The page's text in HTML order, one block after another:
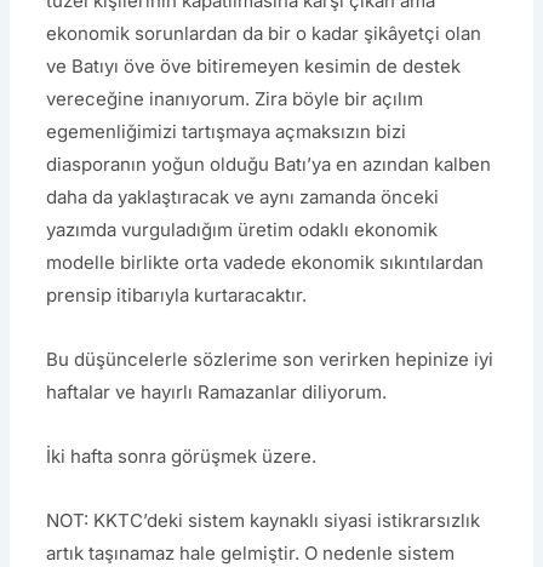
ekonomik sorunlardan da bir o kadar şikâyetçi olan
ve Batıyı öve öve bitiremeyen kesimin de destek
vereceğine inanıyorum. Zira böyle bir açılım
egemenliğimizi tartışmaya açmaksızın bizi
diasporanın yoğun olduğu Batı’ya en azından kalben
daha da yaklaştıracak ve aynı zamanda önceki
yazımda vurguladığım üretim odaklı ekonomik
modelle birlikte orta vadede ekonomik sıkıntılardan
prensip itibarıyla kurtaracaktır.
Bu düşüncelerle sözlerime son verirken hepinize iyi
haftalar ve hayırlı Ramazanlar diliyorum.
İki hafta sonra görüşmek üzere.
NOT: KKTC’deki sistem kaynaklı siyasi istikrarsızlık
artık taşınamaz hale gelmiştir. O nedenle sistem